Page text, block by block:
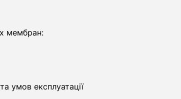
мембран:
умов експлуатації